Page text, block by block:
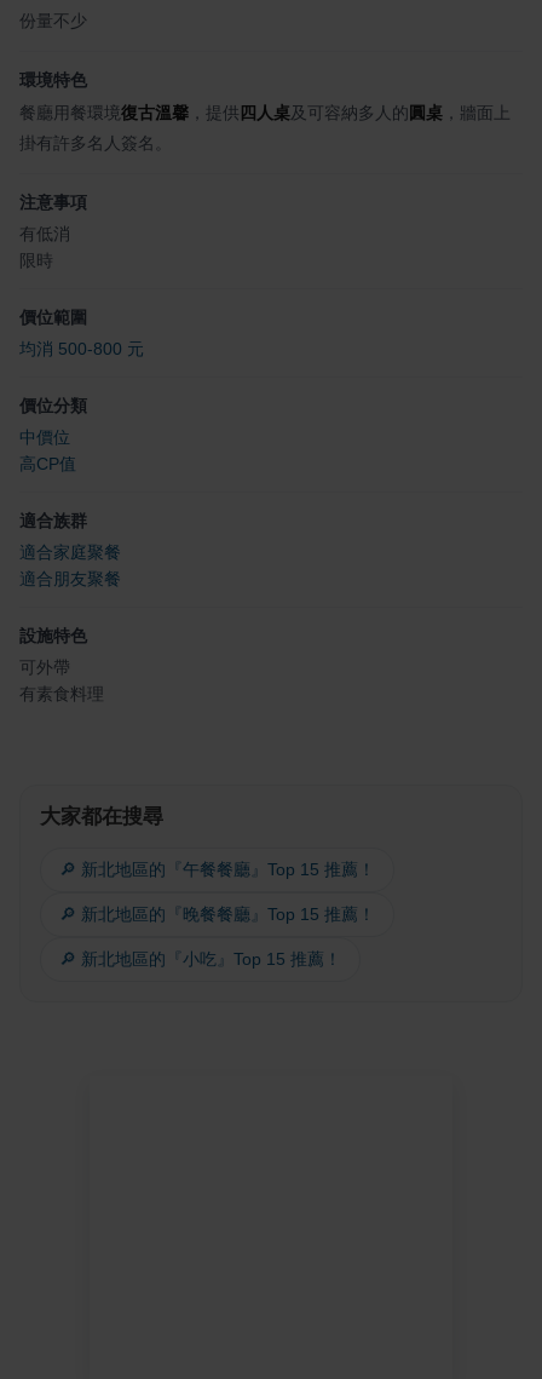
份量不少
環境特色
餐廳用餐環境復古溫馨 ，提供 四人桌及可容納多人的圓桌 ，牆面上
掛有許多名人簽名。
注意事項
有低消
限時
價位範圍
均消 500-800 元
價位分類
中價位
高CP值
適合族群
適合家庭聚餐
適合朋友聚餐
設施特色
可外帶
有素食料理
大家都在搜尋
🔎 新北地區的『午餐餐廳』Top 15 推薦！
🔎 新北地區的『晚餐餐廳』Top 15 推薦！
🔎 新北地區的『小吃』Top 15 推薦！